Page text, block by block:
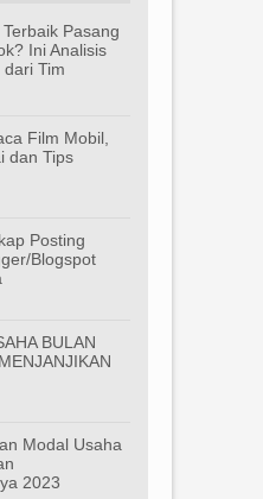
Pasang
Ini Analisis
dari Tim
Film Mobil,
dan Tips
Posting
Blogspot
BULAN
Modal Usaha
2023